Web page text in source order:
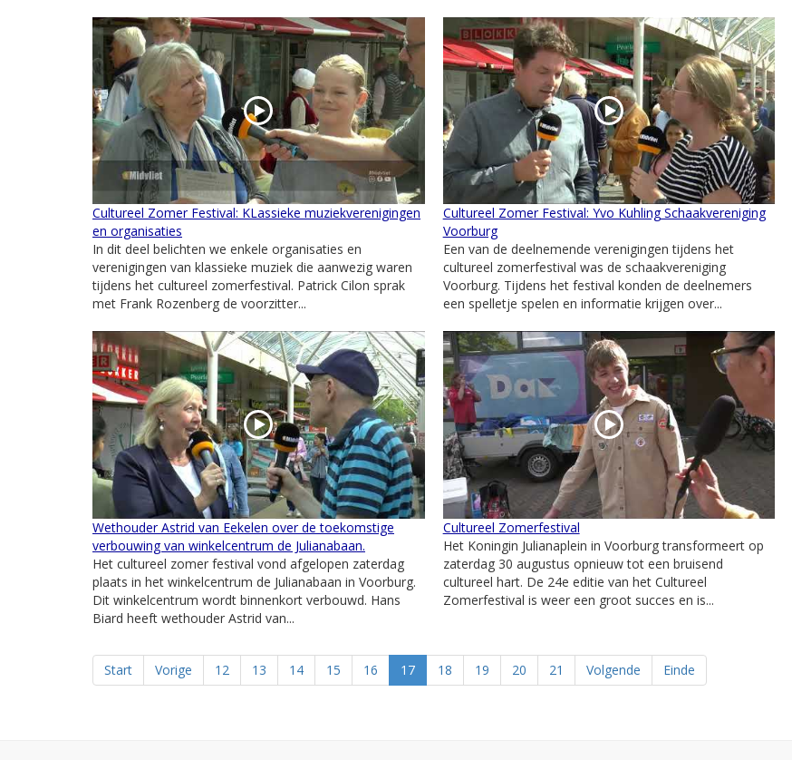
Cultureel Zomer Festival: KLassieke muziekverenigingen
en organisaties
In dit deel belichten we enkele organisaties en
verenigingen van klassieke muziek die aanwezig waren
tijdens het cultureel zomerfestival. Patrick Cilon sprak
met Frank Rozenberg de voorzitter...
Cultureel Zomer Festival: Yvo Kuhling Schaakvereniging
Voorburg
Een van de deelnemende verenigingen tijdens het
cultureel zomerfestival was de schaakvereniging
Voorburg. Tijdens het festival konden de deelnemers
een spelletje spelen en informatie krijgen over...
Wethouder Astrid van Eekelen over de toekomstige
verbouwing van winkelcentrum de Julianabaan.
Het cultureel zomer festival vond afgelopen zaterdag
plaats in het winkelcentrum de Julianabaan in Voorburg.
Dit winkelcentrum wordt binnenkort verbouwd. Hans
Biard heeft wethouder Astrid van...
Cultureel Zomerfestival
Het Koningin Julianaplein in Voorburg transformeert op
zaterdag 30 augustus opnieuw tot een bruisend
cultureel hart. De 24e editie van het Cultureel
Zomerfestival is weer een groot succes en is...
Start Vorige 12 13 14 15 16 17 18 19 20 21 Volgende Einde